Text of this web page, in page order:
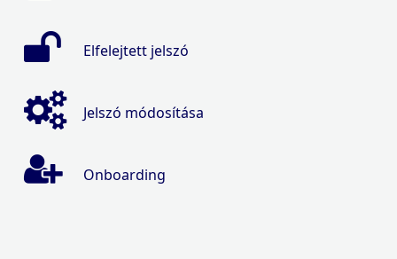
Elfelejtett jelszó
Jelszó módosítása
Onboarding